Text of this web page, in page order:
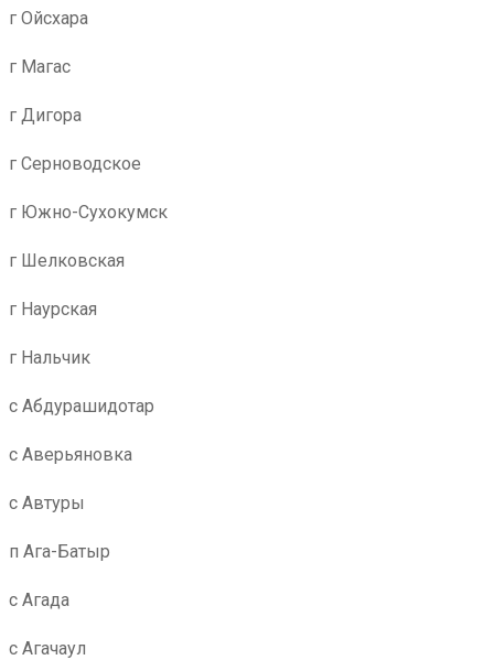
г Ойсхара
г Магас
г Дигора
г Серноводское
г Южно-Сухокумск
г Шелковская
г Наурская
г Нальчик
с Абдурашидотар
с Аверьяновка
с Автуры
п Ага-Батыр
с Агада
с Агачаул